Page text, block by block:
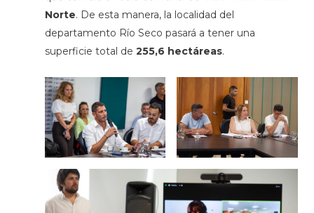
Norte. De esta manera, la localidad del
departamento Río Seco pasará a tener una
superficie total de 255,6 hectáreas.